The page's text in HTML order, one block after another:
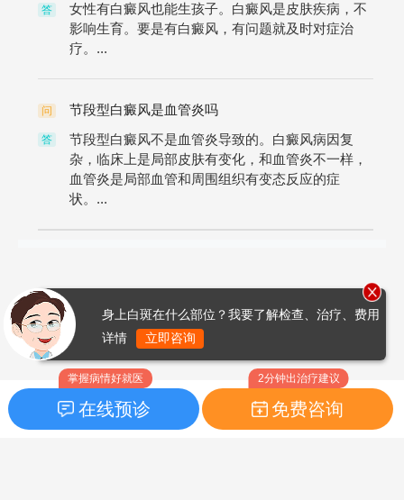
答
女性有白癜风也能生孩子。白癜风是皮肤疾病，不
影响生育。要是有白癜风，有问题就及时对症治
疗。...
问 节段型白癜风是血管炎吗
答
节段型白癜风不是血管炎导致的。白癜风病因复
杂，临床上是局部皮肤有变化，和血管炎不一样，
血管炎是局部血管和周围组织有变态反应的症
状。...
掌握病情好就医
在线预诊
2分钟出治疗建议
免费咨询
身上白斑在什么部位？我要了解检查、治疗、费用
详情
立即咨询